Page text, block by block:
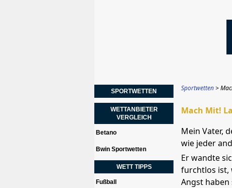
Sportwetten
Mach Mit!
Mein Vater,
wie jeder
Er wandte
furchtlos ist,
Angst
SPORTWETTEN
WETTANBIETER
VERGLEICH
Betano
Bwin Sportwetten
WETT TIPPS
Fußball